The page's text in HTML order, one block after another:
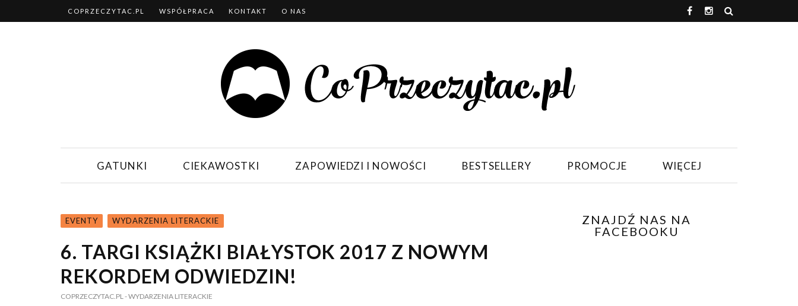
COPRZECZYTAC.PL WSPÓŁPRACA KONTAKT O NAS
GATUNKI CIEKAWOSTKI ZAPOWIEDZI I NOWOŚCI BESTSELLERY PROMOCJE WIĘCEJ
EVENTY WYDARZENIA LITERACKIE
6. TARGI KSIĄŻKI BIAŁYSTOK 2017 Z NOWYM
REKORDEM ODWIEDZIN!
COPRZECZYTAC.PL- WYDARZENIA LITERACKIE
ZNAJDŹ NAS NA
FACEBOOKU